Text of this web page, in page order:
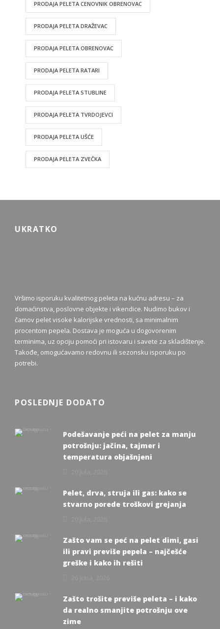
PRODAJA PELETA CENOVNIK OBRENOVAC
PRODAJA PELETA DRAŽEVAC
PRODAJA PELETA OBRENOVAC
PRODAJA PELETA RATARI
PRODAJA PELETA STUBLINE
PRODAJA PELETA TVRDOJEVCI
PRODAJA PELETA UŠĆE
PRODAJA PELETA ZVEČKA
UKRATKO
Vršimo isporuku kvalitetnog peleta na kućnu adresu – za
domaćinstva, poslovne objekte i vikendice. Nudimo bukov i
čamov pelet visoke kalorijske vrednosti, sa minimalnim
procentom pepela. Dostava je moguća u dogovorenim
terminima, uz opciju pomoći pri istovaru i savete za skladištenje.
Takođe, omogućavamo redovnu ili sezonsku isporuku po
potrebi.
POSLEDNJE DODATO
Podešavanje peći na pelet za manju
potrošnju: jačina, tajmer i
temperatura objašnjeni
Pelet, drva, struja ili gas: kako se
stvarno porede troškovi grejanja
Zašto vam se peć na pelet dimi, gasi
ili pravi previše pepela – najčešće
greške i kako ih rešiti
Zašto trošite previše peleta – i kako
da realno smanjite potrošnju ove
zime